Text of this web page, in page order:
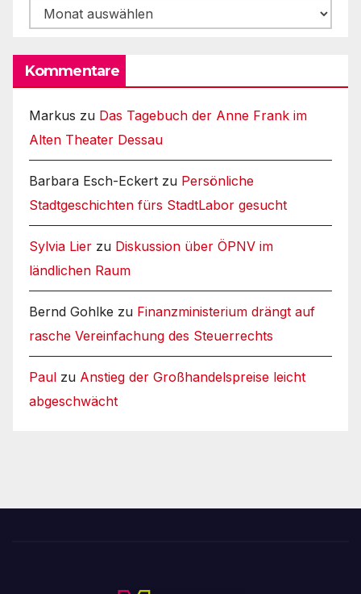
Archiv
Kommentare
Markus zu Das Tagebuch der Anne Frank im
Alten Theater Dessau
Barbara Esch-Eckert zu Persönliche
Stadtgeschichten fürs StadtLabor gesucht
Sylvia Lier zu Diskussion über ÖPNV im
ländlichen Raum
Bernd Gohlke zu Finanzministerium drängt auf
rasche Vereinfachung des Steuerrechts
Paul zu Anstieg der Großhandelspreise leicht
abgeschwächt